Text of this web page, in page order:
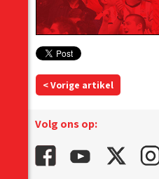
< Vorige artikel
Volg ons op: